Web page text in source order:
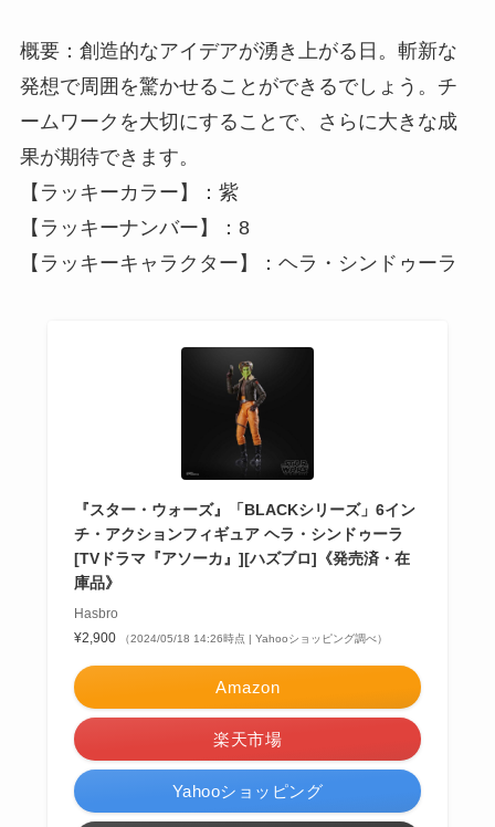
概要：創造的なアイデアが湧き上がる日。斬新な
発想で周囲を驚かせることができるでしょう。チ
ームワークを大切にすることで、さらに大きな成
果が期待できます。
【ラッキーカラー】：紫
【ラッキーナンバー】：8
【ラッキーキャラクター】：ヘラ・シンドゥーラ
『スター・ウォーズ』「BLACKシリーズ」6イン
チ・アクションフィギュア ヘラ・シンドゥーラ
[TVドラマ『アソーカ』][ハズブロ]《発売済・在
庫品》
Hasbro
¥2,900
（2024/05/18 14:26時点 | Yahooショッピング調べ）
Amazon
楽天市場
Yahooショッピング